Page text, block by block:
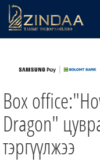
ТВ8
ӨГЛӨӨНИЙ СОНИН
АУДИО ЗОХИОЛ
ЗИНДАА СЭТГҮҮЛ
Box
Dragon"
тэргүүлжээ